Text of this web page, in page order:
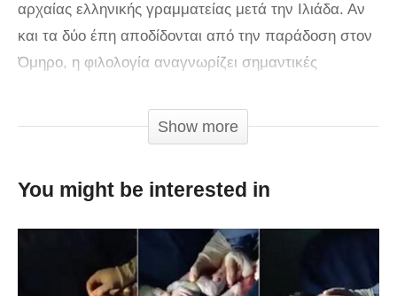
αρχαίας ελληνικής γραμματείας μετά την Ιλιάδα. Αν
και τα δύο έπη αποδίδονται από την παράδοση στον
Όμηρο, η φιλολογία αναγνωρίζει σημαντικές
είναι ότι η Οδύσσεια συντέθηκε από διαφορετικό
ποιητή, πιθανότερα μαθητή του Ομήρου, με κάποια
αποτελείται από 12.110 στίχους, έναντι των 15.693
μεταπολεμικό νόστο αναδεικνύοντας τα προβλήματα
που αντιμετωπίζουν οι παλινοστούντες και ειδικότερα
Show more
You might be interested in